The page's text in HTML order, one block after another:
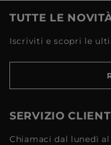
TUTTE LE
Iscriviti e scopri le
SERVIZIO
Chiamaci dal lunedì al